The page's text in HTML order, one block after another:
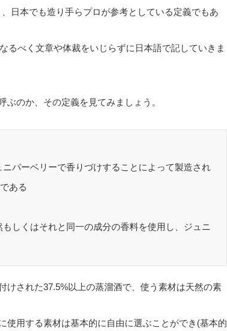
日本でも造り手らプロが参考としている定義でもあ
るべく文章や体裁をいじらずに日本語で記していきま
のか、その定義を見てみましょう。
パーベリーで香りづけすることによって製造され
ある
しくはそれと同一の成分の香料を使用し、ジュニ
された37.5%以上の蒸溜酒で、使う素材は天然の素
使用する素材は基本的に自由に選ぶことができ(基本的